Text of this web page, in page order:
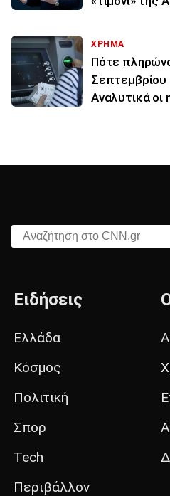
ΧΡΗΜΑ
Πότε
Σεπτεμβρίου
Αναλυτικά οι
Αναζήτηση στο CNN.gr
Ειδήσεις
Ελλάδα
Κόσμος
Πολιτική
Σπορ
Tech
Περιβάλλον